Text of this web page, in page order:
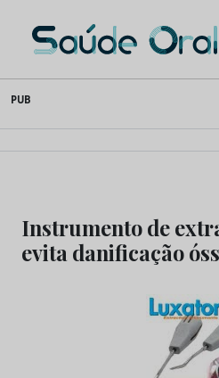
to
content
Saúde Oral
PUB
Instrumento de
evita danificação